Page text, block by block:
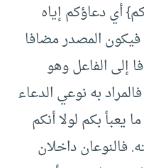
أي دعاؤكم إياه
فيكون المصدر مضافا
إلى الفاعل وهو
به نوعي الدعاء
يعبأ بكم لولا أنكم
فالنوعان داخلان